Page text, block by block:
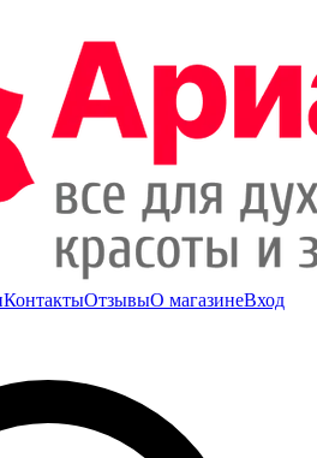
КонтактыОтзывыО магазинеВход